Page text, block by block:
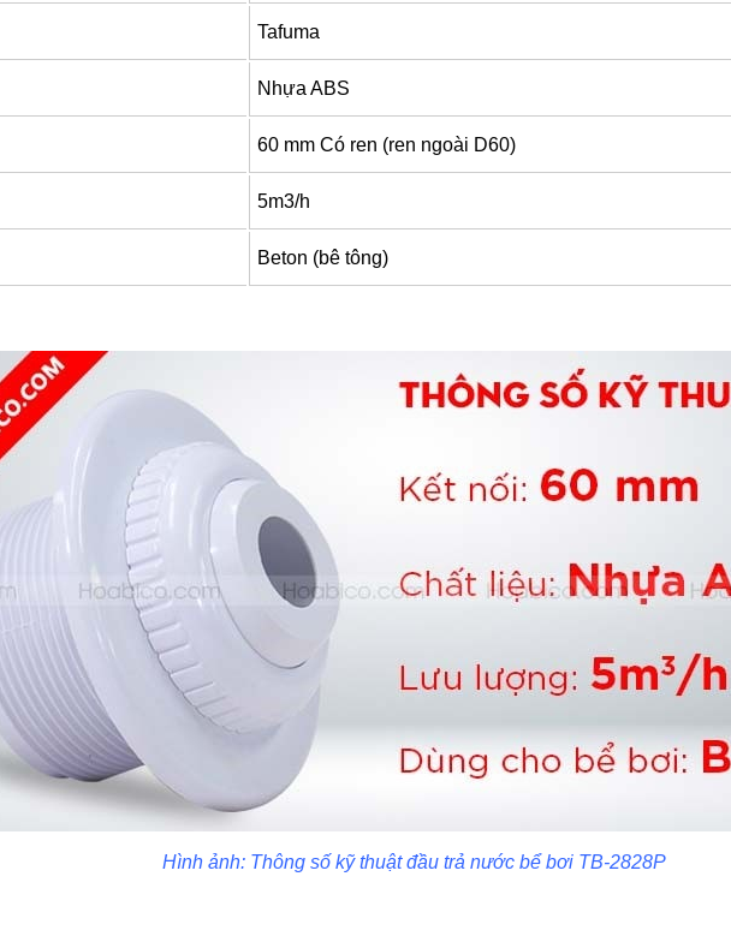
Tafuma
Nhựa ABS
60 mm Có ren (ren ngoài D60)
5m3/h
Beton (bê tông)
Hình ảnh: Thông số kỹ thuật đầu trả nước bể bơi TB-2828P